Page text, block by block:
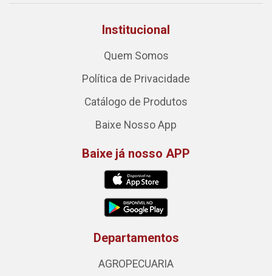
Institucional
Quem Somos
Política de Privacidade
Catálogo de Produtos
Baixe Nosso App
Baixe já nosso APP
Departamentos
AGROPECUARIA